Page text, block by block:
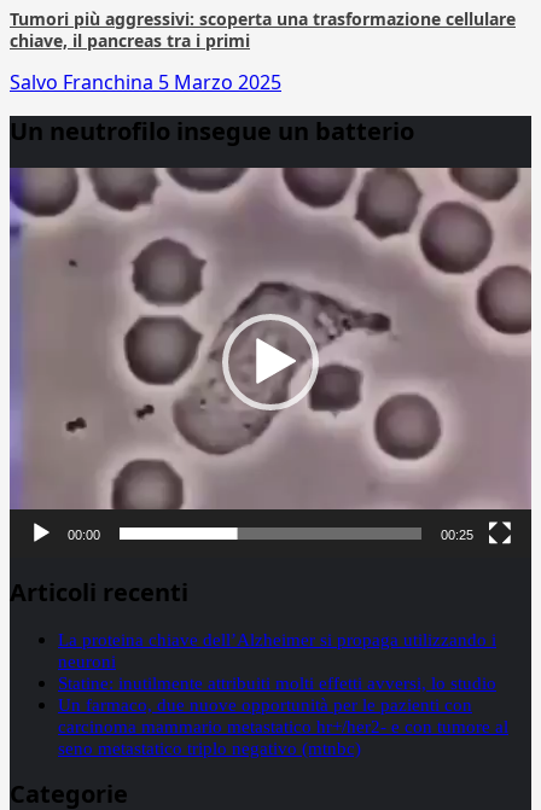
Tumori più aggressivi: scoperta una trasformazione cellulare
chiave, il pancreas tra i primi
Salvo Franchina 5 Marzo 2025
Un neutrofilo insegue un batterio
Player
00:00 00:25
Articoli recenti
La proteina chiave dell’Alzheimer si propaga utilizzando i
neuroni
Statine: inutilmente attribuiti molti effetti avversi, lo studio
Un farmaco, due nuove opportunità per le pazienti con
carcinoma mammario metastatico hr+/her2- e con tumore al
seno metastatico triplo negativo (mtnbc)
Categorie